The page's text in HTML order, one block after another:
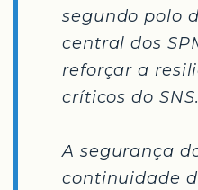
segundo polo
central dos
reforçar a
críticos do SNS.
A segurança
continuidade